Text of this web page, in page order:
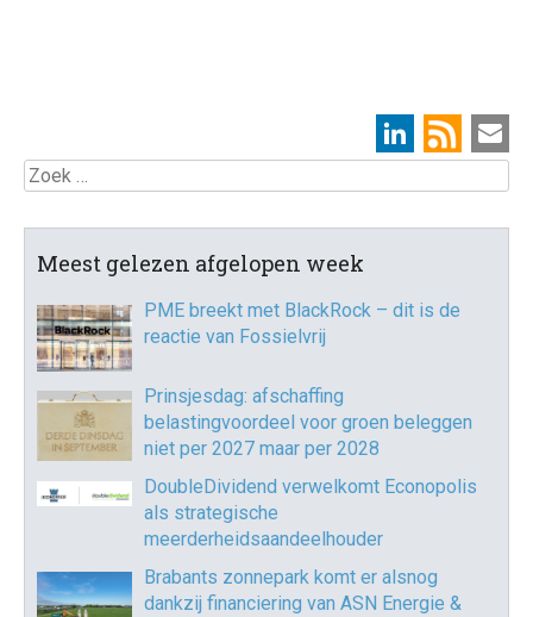
Zoek
Meest gelezen afgelopen week
PME breekt met BlackRock – dit is de
reactie van Fossielvrij
Prinsjesdag: afschaffing
belastingvoordeel voor groen beleggen
niet per 2027 maar per 2028
DoubleDividend verwelkomt Econopolis
als strategische
meerderheidsaandeelhouder
Brabants zonnepark komt er alsnog
dankzij financiering van ASN Energie &